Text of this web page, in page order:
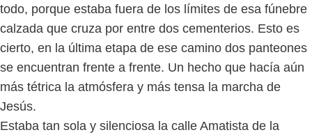
todo, porque estaba fuera de los límites de esa fúnebre
calzada que cruza por entre dos cementerios. Esto es
cierto, en la última etapa de ese camino dos panteones
se encuentran frente a frente. Un hecho que hacía aún
más tétrica la atmósfera y más tensa la marcha de
Jesús.
Estaba tan sola y silenciosa la calle Amatista de la